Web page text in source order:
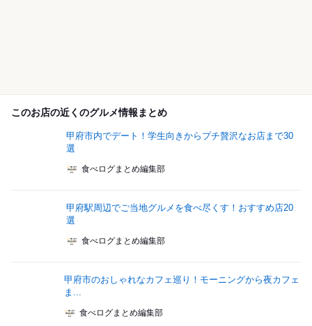
このお店の近くのグルメ情報まとめ
甲府市内でデート！学生向きからプチ贅沢なお店まで30
選
食べログまとめ編集部
甲府駅周辺でご当地グルメを食べ尽くす！おすすめ店20
選
食べログまとめ編集部
甲府市のおしゃれなカフェ巡り！モーニングから夜カフェ
ま...
食べログまとめ編集部